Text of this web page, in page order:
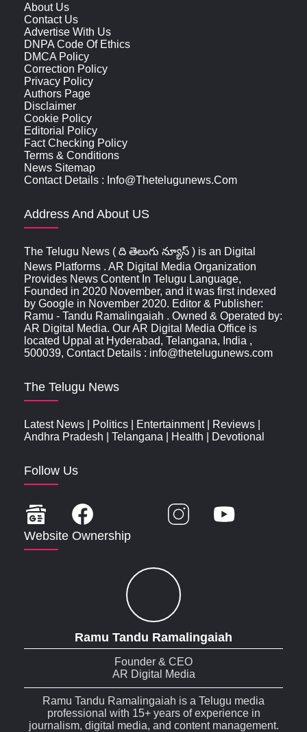
About Us
Contact Us
Advertise With Us
DNPA Code Of Ethics
DMCA Policy
Correction Policy
Privacy Policy
Authors Page
Disclaimer
Cookie Policy
Editorial Policy
Fact Checking Policy
Terms & Conditions
News Sitemap
Contact Details : Info@thetelugunews.com
Address And About US
The Telugu News ( ది తెలుగు న్యూస్‌ ) is an Digital
News Platforms . AR Digital Media Organization
Provides News Content In Telugu Language,
Founded in 2020 November, and it was first indexed
by Google in November 2020. Editor & Publisher:
Ramu - Tandu Ramalingaiah . Owned & Operated by:
AR Digital Media. Our AR Digital Media Office is
located Uppal at Hyderabad, Telangana, India ,
500039, Contact Details : info@thetelugunews.com
The Telugu News
Latest News Politics Entertainment| Reviews
Andhra Pradesh
Telangana Health Devotional
Follow Us
Website Ownership
Ramu Tandu Ramalingaiah
Founder & CEO
AR Digital Media
Ramu Tandu Ramalingaiah is a Telugu media
professional with 15+ years of experience in
journalism, digital media, and content management.